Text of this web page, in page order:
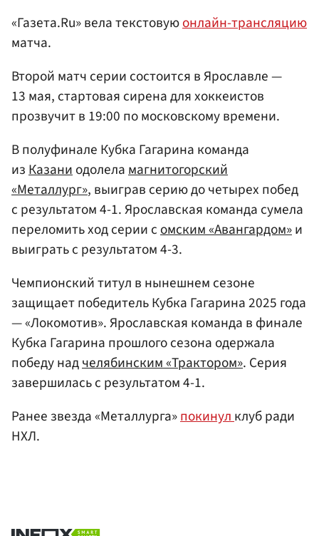
«Газета.Ru» вела текстовуюонлайн-трансляцию
матча.
Второй матч серии состоится в Ярославле —
13 мая, стартовая сирена для хоккеистов
прозвучит в 19:00 по московскому времени.
В полуфинале Кубка Гагарина команда
изКазаниодолеламагнитогорский
«Металлург», выиграв серию до четырех побед
с результатом 4-1. Ярославская команда сумела
переломить ход серии сомским «Авангардом»и
выиграть с результатом 4-3.
Чемпионский титул в нынешнем сезоне
защищает победитель Кубка Гагарина 2025 года
— «Локомотив». Ярославская команда в финале
Кубка Гагарина прошлого сезона одержала
победу надчелябинским «Трактором». Серия
завершилась с результатом 4-1.
Ранее звезда «Металлурга»покинулклуб ради
НХЛ.